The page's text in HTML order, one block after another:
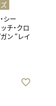
シー
チ・クロ
ン “レイ